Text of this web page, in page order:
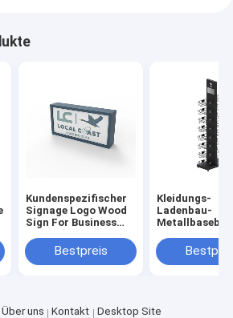
Kundenspezifischer
Signage Logo Wood
Sign For Business
Klein-Kleidung Uints
Bestpreis
Kleidungs-
Ladenbau-
für
Über uns Kontakt Desktop Site